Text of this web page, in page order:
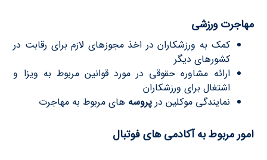
مهاجرت ورزشى
کمک به ورزشکاران در اخذ مجوزهاى لازم براى رقابت در
کشورهاى دیگر
ارائه مشاوره حقوقى در مورد قوانین مربوط به ویزا و
اشتغال براى ورزشکاران
نمایندگى موکلین درپروسه هاى مربوط به مهاجرت
امور مربوط به آکادمی هاى فوتبال